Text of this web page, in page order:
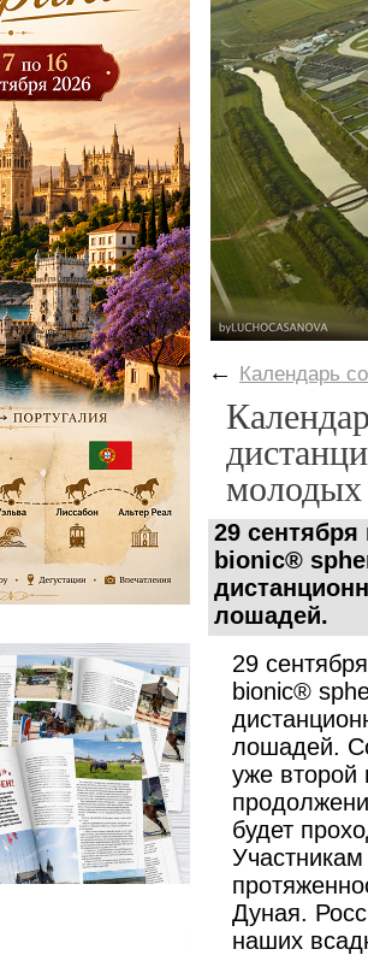
← Календарь
29
bionic®
лошадей.
29
bionic®
лошадей.
уже второй
будет
Дуная.
наших